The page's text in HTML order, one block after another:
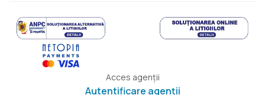
Acces agenții
Autentificare agenții